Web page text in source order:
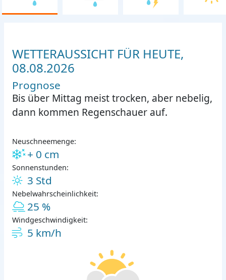
WETTERAUSSICHT FÜR HEUTE,
08.08.2026
Prognose
Bis über Mittag meist trocken, aber nebelig,
dann kommen Regenschauer auf.
Neuschneemenge:
+ 0 cm
Sonnenstunden:
3 Std
Nebelwahrscheinlichkeit:
25 %
Windgeschwindigkeit:
5 km/h